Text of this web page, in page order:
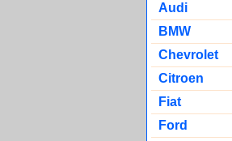
Audi
BMW
Chevrolet
Citroen
Fiat
Ford